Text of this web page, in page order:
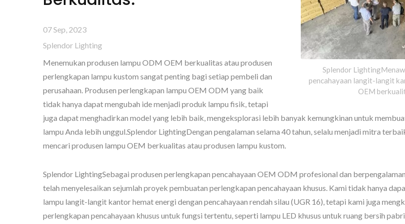
Splendor
pencahayaan langit-langit
OEM
07 Sep, 2023
Splendor Lighting
Menemukan produsen lampu ODM OEM berkualitas atau produsen
perlengkapan lampu kustom sangat penting bagi setiap pembeli dan
perusahaan. Produsen perlengkapan lampu OEM ODM yang baik
tidak hanya dapat mengubah ide menjadi produk lampu fisik, tetapi
juga dapat menghadirkan model yang lebih baik, mengeksplorasi lebih banyak kemungkinan untuk
lampu Anda lebih unggul.Splendor LightingDengan pengalaman selama 40 tahun, selalu menjadi mitra
mencari produsen lampu OEM berkualitas atau produsen lampu kustom.
Splendor LightingSebagai produsen perlengkapan pencahayaan OEM ODM profesional dan
telah menyelesaikan sejumlah proyek pembuatan perlengkapan pencahayaan khusus. Kami tidak hanya
lampu langit-langit kantor hemat energi dengan pencahayaan rendah silau (UGR 16), tetapi kami juga
perlengkapan pencahayaan khusus untuk fungsi tertentu, seperti lampu LED khusus untuk ruang bersih
Pencahayaan Langit-
Pencahayaan Strip Linier